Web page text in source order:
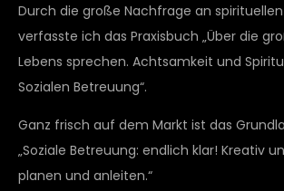
Durch die große Nachfrage an
verfasste ich das Praxisbuch „Über die
Lebens sprechen. Achtsamkeit und
Sozialen Betreuung“.
Ganz frisch auf dem Markt ist das
„Soziale Betreuung: endlich klar! Kreativ
planen und anleiten.“